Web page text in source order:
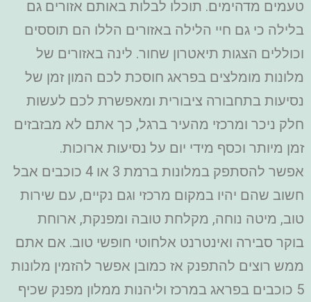
טעמים מדהימים. תוכלו לבלות באותם אזורים גם
בלילה כי גם חיי הלילה באזורים הללו הם תוססים
וכוללים הצגות תיאטרון שחור. לינה באזורים של
מלונות מומלצים בפראג חוסכת לכם המון זמן של
נסיעות בתחבורה ציבורית ומאפשרת לכם לעשות
חלק ניכר ומרכזי מהעיר ברגל, כך אתם לא מבזבזים
זמן מיותר וכסף מידי יום על נסיעות ארוכות.
אפשר להסתפק במלונות ברמת 3 או 4 כוכבים אבל
חשוב שהם יהיו במקום מרכזי וגם נקיים, עם שירות
טוב, מיטה נוחה, מקלחת טובה ומפנקת, ארוחת
בוקר סבירה ואינטרנט אלחוטי חופשי טוב. אם אתם
ממש רוצים להתפנק אז כמובן אפשר להזמין מלונות
5 כוכבים בפראג במרכז וליהנות ממלון מפנק שכיף